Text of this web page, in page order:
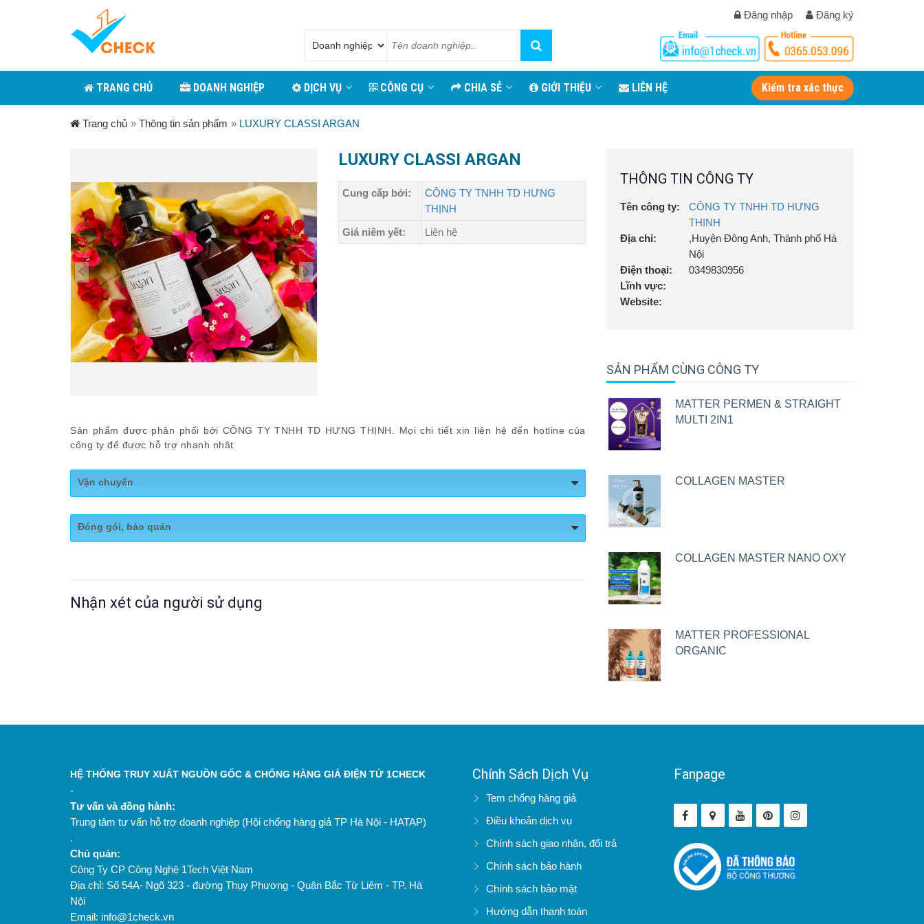
Đăng nhập Đăng ký
TRANG CHỦ DOANH NGHIỆP DỊCH VỤ CÔNG CỤ CHIA SẺ GIỚI THIỆU LIÊN HỆ Kiểm tra xác thực
Trang chủ » Thông tin sản phẩm » LUXURY CLASSI ARGAN
LUXURY CLASSI ARGAN
Cung cấp bởi:
CÔNG TY TNHH TD HƯNG
THỊNH
Giá niêm yết:
Liên hệ
Sản phẩm được phân phối bởi CÔNG TY TNHH TD HƯNG THỊNH. Mọi chi tiết xin liên hệ đến hotline của
công ty để được hỗ trợ nhanh nhât
Vận chuyển
Giao hàng khắp cả nước
Đóng gói, bảo quản
Nhận xét của người sử dụng
THÔNG TIN CÔNG TY
Tên công ty:
CÔNG TY TNHH TD HƯNG
THỊNH
Địa chỉ:
,Huyện Đông Anh, Thành phố Hà
Nội
Điện thoại:
0349830956
Lĩnh vực:
Website:
SẢN PHẨM CÙNG CÔNG TY
MATTER PERMEN & STRAIGHT
MULTI 2IN1
COLLAGEN MASTER
COLLAGEN MASTER NANO OXY
MATTER PROFESSIONAL
ORGANIC
HỆ THỐNG TRUY XUẤT NGUỒN GỐC & CHỐNG HÀNG GIẢ ĐIỆN TỬ 1CHECK
-
Tư vấn và đồng hành:
Trung tâm tư vấn hỗ trợ doanh nghiệp (Hội chống hàng giả TP Hà Nội - HATAP)
.
Chủ quản:
Công Ty CP Công Nghệ 1Tech Việt Nam
Địa chỉ: Số 54A- Ngõ 323 - đường Thụy Phương - Quận Bắc Từ Liêm - TP. Hà
Nội
Email: info@1check.vn
Chính Sách Dịch Vụ
Tem chống hàng giả
Điều khoản dịch vụ
Chính sách giao nhận, đổi trả
Chính sách bảo hành
Chính sách bảo mật
Hướng dẫn thanh toán
Fanpage